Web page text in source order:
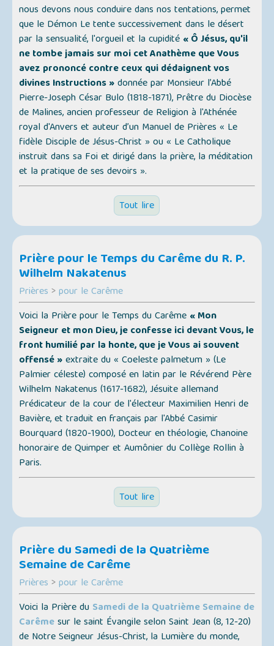
nous devons nous conduire dans nos tentations, permet
que le Démon Le tente successivement dans le désert
par la sensualité, l'orgueil et la cupidité « Ô Jésus, qu'il
ne tombe jamais sur moi cet Anathème que Vous
avez prononcé contre ceux qui dédaignent vos
divines Instructions »donnée par Monsieur l’Abbé
Pierre-Joseph César Bulo (1818-1871), Prêtre du Diocèse
de Malines, ancien professeur de Religion à l'Athénée
royal d'Anvers et auteur d’un Manuel de Prières« Le
fidèle Disciple de Jésus-Christ »ou« Le Catholique
instruit dans sa Foi et dirigé dans la prière, la méditation
et la pratique de ses devoirs ».
Tout lire
Prière pour le Temps du Carême du R. P.
Wilhelm Nakatenus
Prières >pour le Carême
Voici la Prière pour le Temps du Carême « Mon
Seigneur et mon Dieu, je confesse ici devant Vous, le
front humilié par la honte, que je Vous ai souvent
offensé »extraite du« Coeleste palmetum » (Le
Palmier céleste) composé en latin par le Révérend Père
Wilhelm Nakatenus (1617-1682), Jésuite allemand
Prédicateur de la cour de l'électeur Maximilien Henri de
Bavière, et traduit en français par l'Abbé Casimir
Bourquard (1820-1900), Docteur en théologie, Chanoine
honoraire de Quimper et Aumônier du Collège Rollin à
Paris.
Tout lire
Prière du Samedi de la Quatrième
Semaine de Carême
Prières >pour le Carême
Voici la Prière du Samedi de la Quatrième Semaine de
Carêmesur le saint Évangile selon Saint Jean (8, 12-20)
de Notre Seigneur Jésus-Christ, la Lumière du monde,